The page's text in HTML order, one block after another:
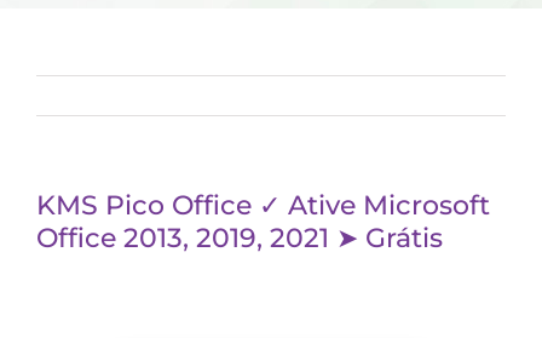
KMS Pico Office ✓ Ative Microsoft
Office 2013, 2019, 2021 ➤ Grátis